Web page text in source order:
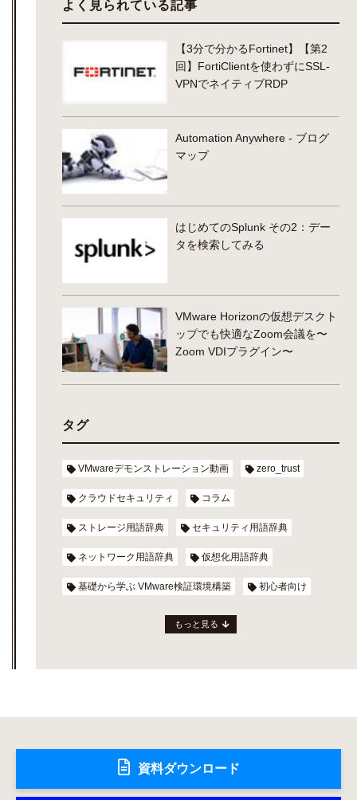
よく見られている記事
【3分で分かるFortinet】【第2
回】FortiClientを使わずにSSL-
VPNでネイティブRDP
Automation Anywhere - ブログ
マップ
はじめてのSplunk その2：デー
タを検索してみる
VMware Horizonの仮想デスクト
ップでも快適なZoom会議を〜
Zoom VDIプラグイン〜
タグ
VMwareデモンストレーション動画 zero_trust
クラウドセキュリティ コラム
ストレージ用語辞典 セキュリティ用語辞典
ネットワーク用語辞典 仮想化用語辞典
基礎から学ぶ VMware検証環境構築 初心者向け
もっと見る
資料ダウンロード